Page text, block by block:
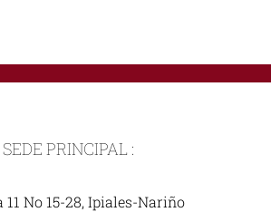
SEDE PRINCIPAL :
11 No 15-28, Ipiales-Nariño